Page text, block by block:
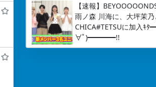
【速報】
雨ノ森 川海に、大坪茉
CHICA#TETSUに加入
∀ﾟ)━━━━!!